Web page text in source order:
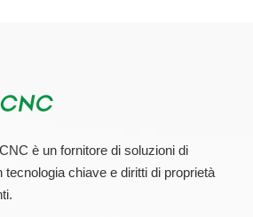
e migliorata e rifinita
con il 3 asse. L'a 3 assi viene
aggiuntive del 5 asse. Il 3 Asse è stato
è molto più lento e meno preciso. L'a 3
mentre molte macchine hanno un
è un fornitore di soluzioni di
chiave e diritti di proprietà